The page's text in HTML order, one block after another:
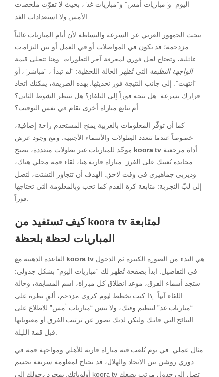
اليوم” و”مباريات أمس” و”مباريات غد”، بحيث لا تفوّت ملخصات
الأمس ولا استعدادات الغد.
يبحث الجمهور العربي عن السرعة والبساطة لأن أيام المباريات غالباً
مزدحمة؛ قد تكون في المواصلات أو في العمل أو بين التزامات
عائلية، وتحتاج لحل فوري لمعرفة آخر التطورات. وهنا تتجلى قيمة
الواجهة النظيفة التي تُظهر الحالة اللحظية: “لم تبدأ”، “مباشر”، أو
“انتهت”، إلى جانب النتيجة فور تحديثها. بهذه الطريقة، يمكنك اتخاذ
قرارك بسرعة: هل تتجه فوراً إلى التلفاز؟ هل تنتظر الشوط الثاني؟
أم تتابع مباراة أخرى تقام في نفس التوقيت؟
كما أن توفّر المعلومات بالعربية يمنح المستخدم راحة إضافية،
خصوصاً عندما تتعدد البطولات والأسماء الأجنبية. ومع وجود عرض
koora tv
محايدة تُعينك على الفرز: مباراة قارية هنا، لقاء قمة محلي هناك،
وديربي جماهيري في وقت لاحق. الهدف أن تتجاوز التشتت، لتصل
إلى لبّ التجربة: متابعة كرة القدم كما تحب وبالمعلومة التي تحتاجها
كيف تستفيد من koora tv لمتابعة
المباريات لحظة بلحظة
koora tv
في التفاصيل. ابدأ بصفحة تُظهر لك “مباريات اليوم” بشكل جدولي:
ستجد أسماء الفرق، موعد انطلاق كل مباراة، اسم المسابقة، وحالة
اللقاء آنياً. إذا كنت تخطط ليوم كروي مزدحم، ألقِ نظرة على
“مباريات غد” لتنظيم وقتك، ولا تنس “مباريات أمس” للاطلاع على
النتائج التي فاتتك وليكن لديك تصور عن ترتيب الفرق أو معنوياتها
مثال عملي: في يوم تُلعب فيه مباراة قارية للأهلي ومواجهة قمة في
دوري روشن بين الاتحاد والهلال، قد تحتاج لمعلومة سريعة تحسم
koora tv